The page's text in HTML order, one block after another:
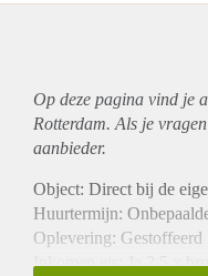
Op deze pagina vind je
Rotterdam. Als je
aanbieder.
Object: Direct bij de
Huurtermijn:
Oplevering: Gestoffeerd
Inkomen eis: Ja 2,5 x